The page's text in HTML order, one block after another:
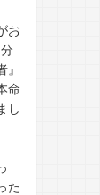
お
命
し
た